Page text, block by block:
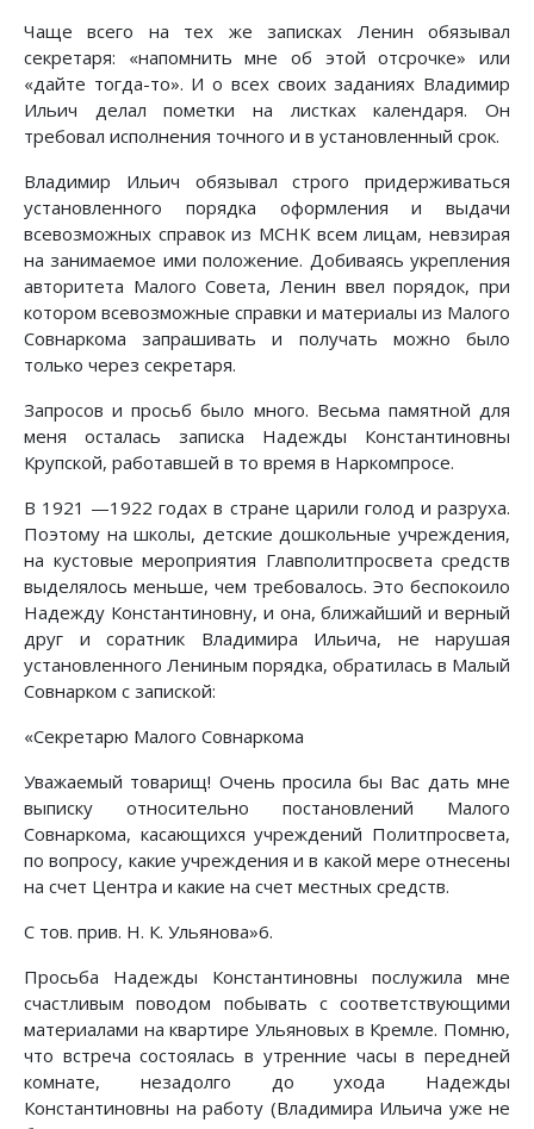
Чаще всего на тех же записках Ленин обязывал
секретаря: «напомнить мне об этой отсрочке» или
«дайте тогда-то». И о всех своих заданиях Владимир
Ильич делал пометки на листках календаря. Он
требовал исполнения точного и в установленный срок.
Владимир Ильич обязывал строго придерживаться
установленного порядка оформления и выдачи
всевозможных справок из МСНК всем лицам, невзирая
на занимаемое ими положение. Добиваясь укрепления
авторитета Малого Совета, Ленин ввел порядок, при
котором всевозможные справки и материалы из Малого
Совнаркома запрашивать и получать можно было
только через секретаря.
Запросов и просьб было много. Весьма памятной для
меня осталась записка Надежды Константиновны
Крупской, работавшей в то время в Наркомпросе.
В 1921 —1922 годах в стране царили голод и разруха.
Поэтому на школы, детские дошкольные учреждения,
на кустовые мероприятия Главполитпросвета средств
выделялось меньше, чем требовалось. Это беспокоило
Надежду Константиновну, и она, ближайший и верный
друг и соратник Владимира Ильича, не нарушая
установленного Лениным порядка, обратилась в Малый
Совнарком с запиской:
«Секретарю Малого Совнаркома
Уважаемый товарищ! Очень просила бы Вас дать мне
выписку относительно постановлений Малого
Совнаркома, касающихся учреждений Политпросвета,
по вопросу, какие учреждения и в какой мере отнесены
на счет Центра и какие на счет местных средств.
С тов. прив. Н. К. Ульянова»6.
Просьба Надежды Константиновны послужила мне
счастливым поводом побывать с соответствующими
материалами на квартире Ульяновых в Кремле. Помню,
что встреча состоялась в утренние часы в передней
комнате, незадолго до ухода Надежды
Константиновны на работу (Владимира Ильича уже не